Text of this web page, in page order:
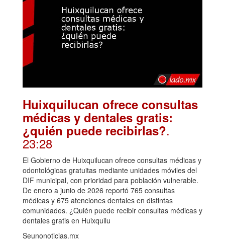
Huixquilucan ofrece consultas
médicas y dentales gratis:
¿quién puede recibirlas?.
23:28
El Gobierno de Huixquilucan ofrece consultas médicas y
odontológicas gratuitas mediante unidades móviles del
DIF municipal, con prioridad para población vulnerable.
De enero a junio de 2026 reportó 765 consultas
médicas y 675 atenciones dentales en distintas
comunidades. ¿Quién puede recibir consultas médicas y
dentales gratis en Huixquilu
Seunonoticias.mx